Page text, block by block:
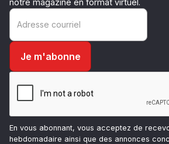
notre magazine en format virtuel.
En vous abonnant, vous acceptez de
hebdomadaire ainsi que des annonces